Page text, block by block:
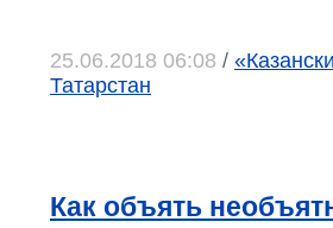
25.06.2018 06:08 /
Татарстан
Как объять